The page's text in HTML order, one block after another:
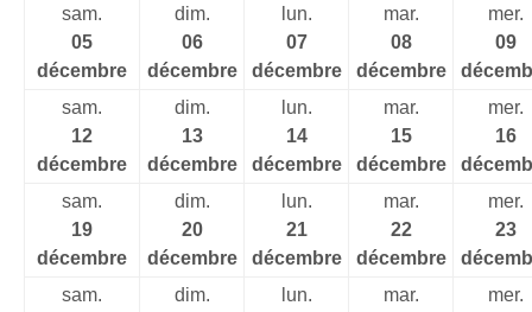
sam.
05
décembre
dim.
06
décembre
lun.
07
décembre
mar.
08
décembre
mer.
09
sam.
12
décembre
dim.
13
décembre
lun.
14
décembre
mar.
15
décembre
mer.
16
sam.
19
décembre
dim.
20
décembre
lun.
21
décembre
mar.
22
décembre
mer.
23
sam.
dim.
lun.
mar.
mer.